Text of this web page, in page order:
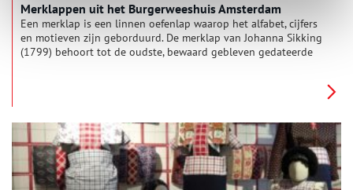
Merklappen uit het Burgerweeshuis Amsterdam
Een merklap is een linnen oefenlap waarop het alfabet, cijfers
en motieven zijn geborduurd. De merklap van Johanna Sikking
(1799) behoort tot de oudste, bewaard gebleven gedateerde